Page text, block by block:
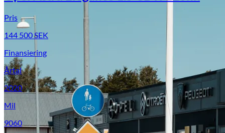
Pris
144 500SEK
Finansiering
Årtal
2020
Mil
9060